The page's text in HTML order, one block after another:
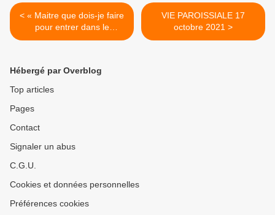
< « Maitre que dois-je faire
pour entrer dans le
Royaume »
VIE PAROISSIALE 17
octobre 2021 >
Hébergé par Overblog
Top articles
Pages
Contact
Signaler un abus
C.G.U.
Cookies et données personnelles
Préférences cookies